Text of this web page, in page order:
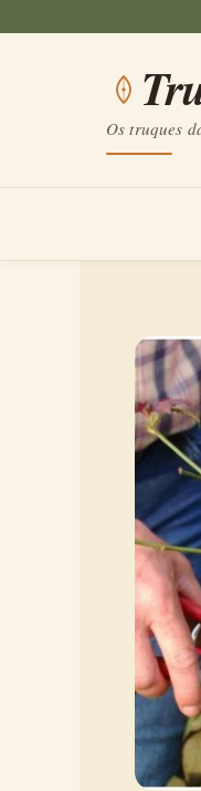
conteúdoOs truques